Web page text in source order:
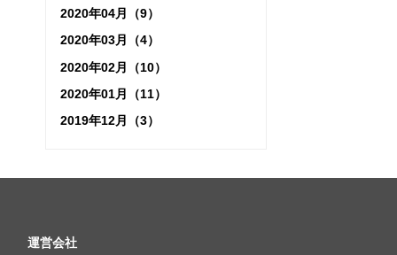
2020年04月（9）
2020年03月（4）
2020年02月（10）
2020年01月（11）
2019年12月（3）
運営会社